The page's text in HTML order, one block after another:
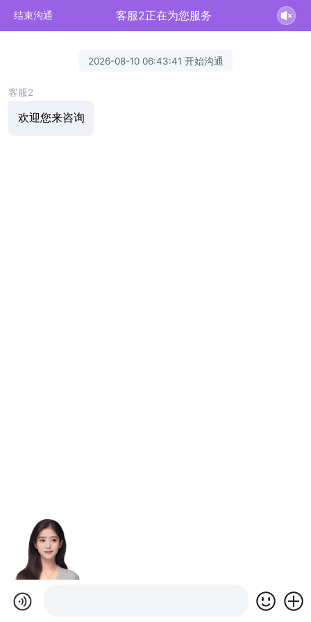
结束沟通 客服2正在为您服务
2026-08-10 06:43:41 开始沟通
客服2
欢迎您来咨询